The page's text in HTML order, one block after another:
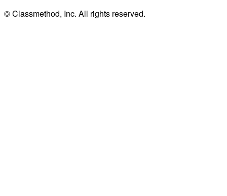
© Classmethod, Inc. All rights reserved.